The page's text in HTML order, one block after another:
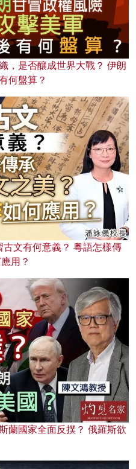
，是否釀成世界大戰？ 伊朗
何盤算？
文有何意義？ 粵語怎樣傳
用？
蘭國家全面反撲？ 俄羅斯欲